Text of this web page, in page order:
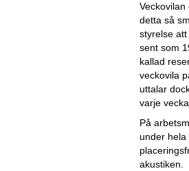
detta så
styrelse
sent som
kallad
veckovila
uttalar
varje
På
under hela
akustiken.